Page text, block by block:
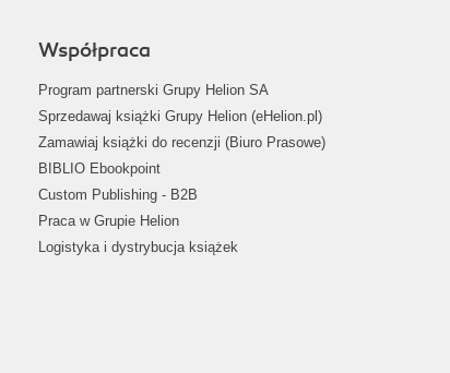
Współpraca
Program partnerski Grupy Helion SA
Sprzedawaj książki Grupy Helion (eHelion.pl)
Zamawiaj książki do recenzji (Biuro Prasowe)
BIBLIO Ebookpoint
Custom Publishing - B2B
Praca w Grupie Helion
Logistyka i dystrybucja książek